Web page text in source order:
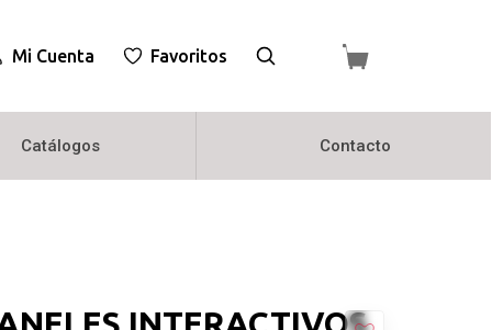
Mi Cuenta Favoritos
Catálogos Contacto